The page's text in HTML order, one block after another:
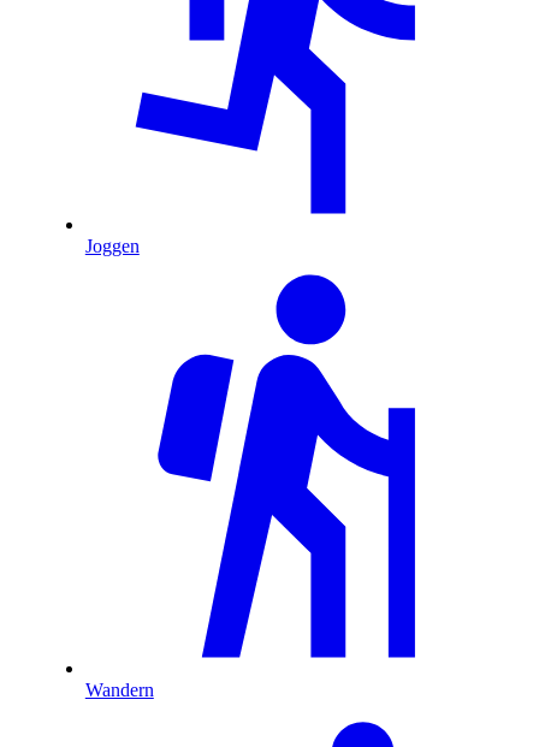
Joggen
Wandern